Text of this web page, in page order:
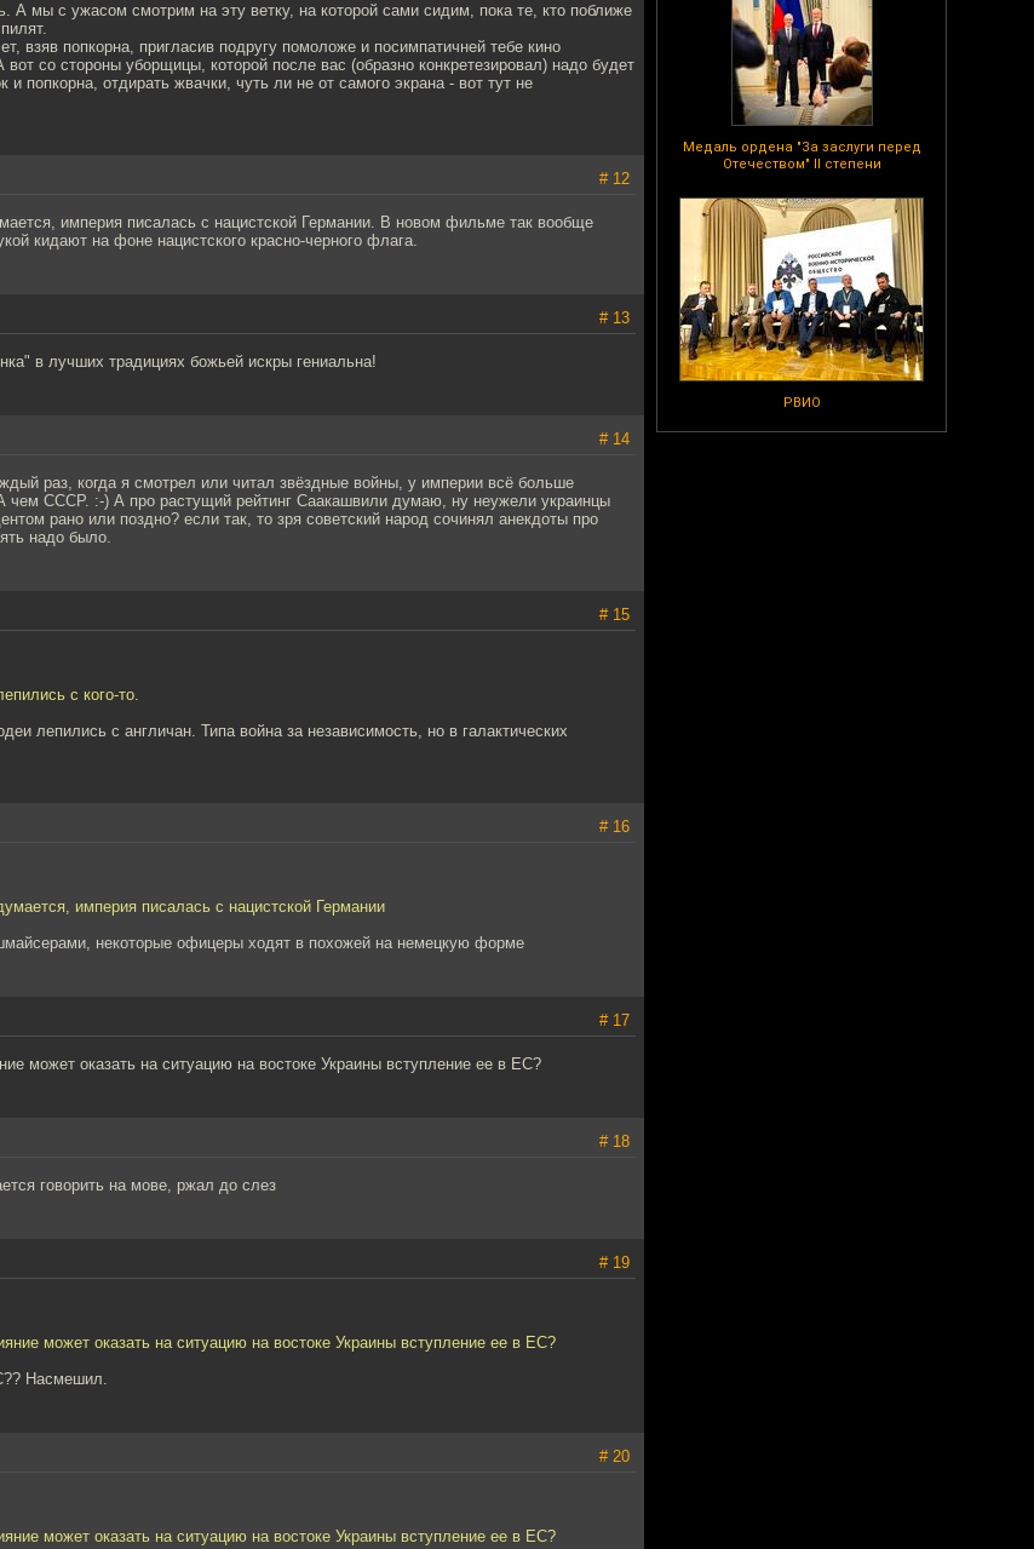
Медаль ордена "За заслуги перед
Отечеством" II степени
РВИО
А мы с ужасом смотрим на эту ветку, на которой сами сидим, пока те, кто поближе
взяв попкорна, пригласив подругу помоложе и посимпатичней тебе кино
вот со стороны уборщицы, которой после вас (образно конкретезировал) надо будет
и попкорна, отдирать жвачки, чуть ли не от самого экрана - вот тут не
# 12
империя писалась с нацистской Германии. В новом фильме так вообще
кидают на фоне нацистского красно-черного флага.
# 13
в лучших традициях божьей искры гениальна!
# 14
раз, когда я смотрел или читал звёздные войны, у империи всё больше
чем СССР. :-) А про растущий рейтинг Саакашвили думаю, ну неужели украинцы
рано или поздно? если так, то зря советский народ сочинял анекдоты про
надо было.
# 15
с кого-то.
лепились с англичан. Типа война за независимость, но в галактических
# 16
империя писалась с нацистской Германии
некоторые офицеры ходят в похожей на немецкую форме
# 17
может оказать на ситуацию на востоке Украины вступление ее в ЕС?
# 18
говорить на мове, ржал до слез
# 19
может оказать на ситуацию на востоке Украины вступление ее в ЕС?
Насмешил.
# 20
может оказать на ситуацию на востоке Украины вступление ее в ЕС?